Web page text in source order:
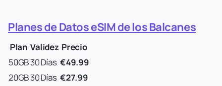
Planes de Datos eSIM de los Balcanes
Plan Validez Precio
50GB30 Días €49.99
20GB30 Días €27.99